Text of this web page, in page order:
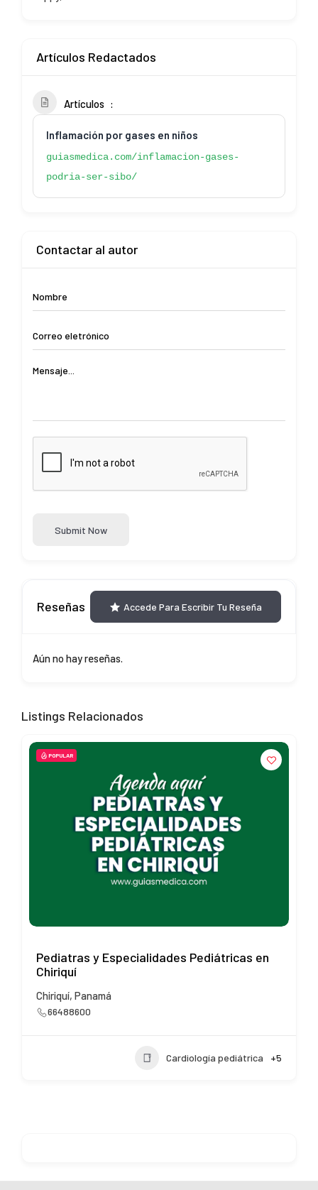
Artículos Redactados
Artículos
Inflamación por gases en niños
guiasmedica.com/inflamacion-gases-
podria-ser-sibo/
Contactar al autor
Submit Now
Reseñas Accede Para Escribir Tu Reseña
Aún no hay reseñas.
Listings Relacionados
POPULAR
Pediatras y Especialidades Pediátricas en
Chiriquí
Chiriquí, Panamá
66488600
Cardiología pediátrica +5